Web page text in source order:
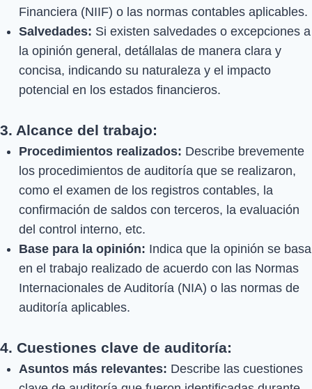
Financiera (NIIF) o las normas contables aplicables.
Salvedades: Si existen salvedades o excepciones a
la opinión general, detállalas de manera clara y
concisa, indicando su naturaleza y el impacto
potencial en los estados financieros.
3. Alcance del trabajo:
Procedimientos realizados: Describe brevemente
los procedimientos de auditoría que se realizaron,
como el examen de los registros contables, la
confirmación de saldos con terceros, la evaluación
del control interno, etc.
Base para la opinión: Indica que la opinión se basa
en el trabajo realizado de acuerdo con las Normas
Internacionales de Auditoría (NIA) o las normas de
auditoría aplicables.
4. Cuestiones clave de auditoría:
Asuntos más relevantes: Describe las cuestiones